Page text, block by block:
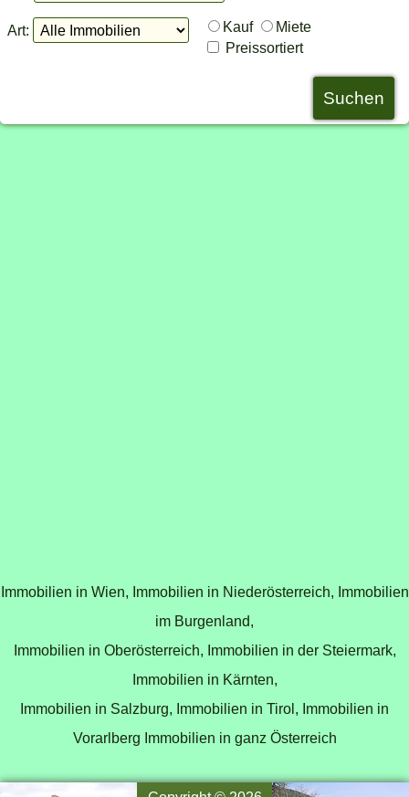
Art: Kauf
Miete
Preissortiert
Immobilien in Wien, Immobilien in Niederösterreich, Immobilien
im Burgenland,
Immobilien in Oberösterreich, Immobilien in der Steiermark,
Immobilien in Kärnten,
Immobilien in Salzburg, Immobilien in Tirol, Immobilien in
Vorarlberg Immobilien in ganz Österreich